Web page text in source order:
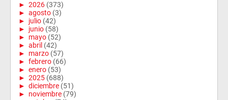
► 2026 (373)
► agosto (3)
► julio (42)
► junio (58)
► mayo (52)
► abril (42)
► marzo (57)
► febrero (66)
► enero (53)
► 2025 (688)
► diciembre (51)
► noviembre (79)